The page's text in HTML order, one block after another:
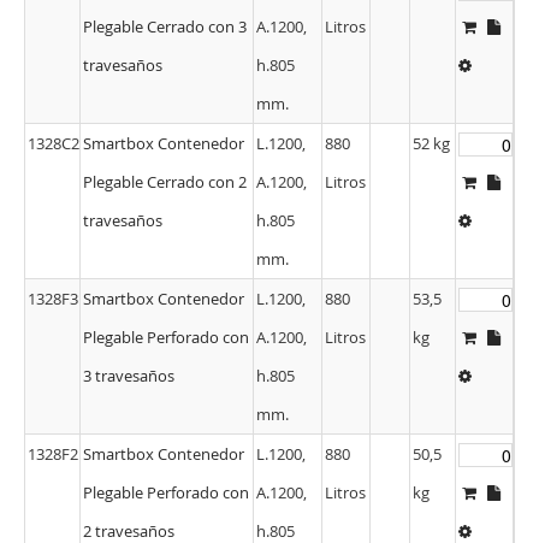
Plegable Cerrado con 3
travesaños
A.1200,
h.805
mm.
Litros
1328C2Smartbox Contenedor
Plegable Cerrado con 2
travesaños
L.1200,
A.1200,
h.805
mm.
880
Litros
52 kg
1328F3 Smartbox Contenedor
Plegable Perforado con
3 travesaños
L.1200,
A.1200,
h.805
mm.
880
Litros
53,5
kg
1328F2 Smartbox Contenedor
Plegable Perforado con
2 travesaños
L.1200,
A.1200,
h.805
880
Litros
50,5
kg